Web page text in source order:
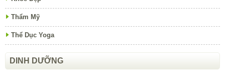
Thẩm Mỹ
Thể Dục Yoga
DINH DƯỠNG